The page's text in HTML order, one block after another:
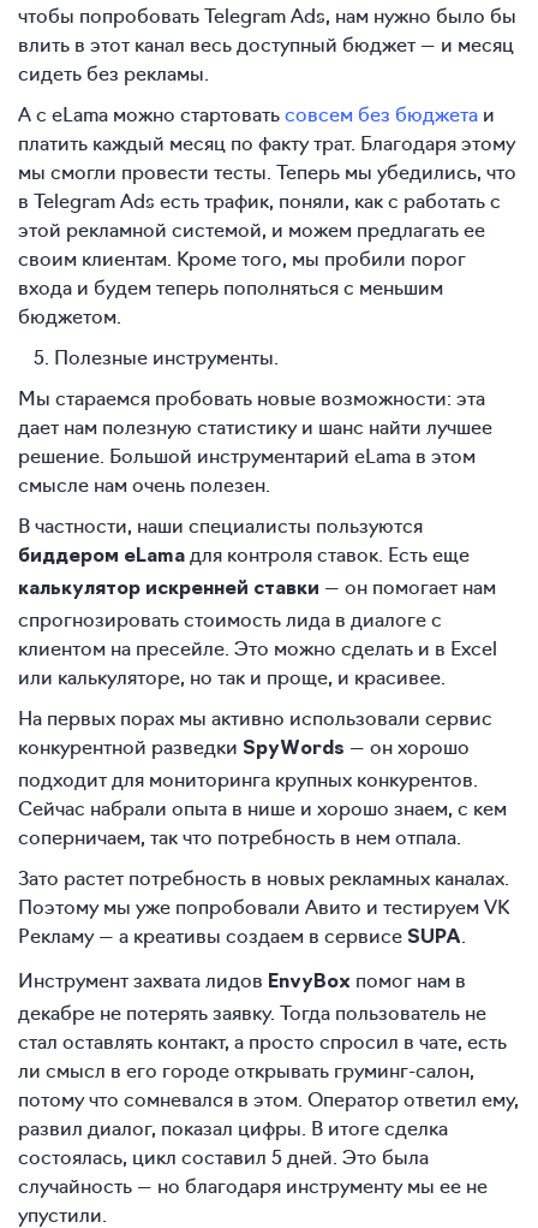
чтобы попробовать Telegram Ads, нам нужно было бы
влить в этот канал весь доступный бюджет — и месяц
сидеть без рекламы.
А с eLama можно стартоватьсовсем без бюджета и
платить каждый месяц по факту трат. Благодаря этому
мы смогли провести тесты. Теперь мы убедились, что
в Telegram Ads есть трафик, поняли, как с работать с
этой рекламной системой, и можем предлагать ее
своим клиентам. Кроме того, мы пробили порог
входа и будем теперь пополняться с меньшим
бюджетом.
Полезные инструменты.
Мы стараемся пробовать новые возможности: эта
дает нам полезную статистику и шанс найти лучшее
решение. Большой инструментарий eLama в этом
смысле нам очень полезен.
В частности, наши специалисты пользуются
биддером eLama для контроля ставок. Есть еще
калькулятор искренней ставки — он помогает нам
спрогнозировать стоимость лида в диалоге с
клиентом на пресейле. Это можно сделать и в Excel
или калькуляторе, но так и проще, и красивее.
На первых порах мы активно использовали сервис
конкурентной разведки SpyWords — он хорошо
подходит для мониторинга крупных конкурентов.
Сейчас набрали опыта в нише и хорошо знаем, с кем
соперничаем, так что потребность в нем отпала.
Зато растет потребность в новых рекламных каналах.
Поэтому мы уже попробовали Авито и тестируем VK
Рекламу — а креативы создаем в сервисе SUPA
Инструмент захвата лидов EnvyBox помог нам в
декабре не потерять заявку. Тогда пользователь не
стал оставлять контакт, а просто спросил в чате, есть
ли смысл в его городе открывать груминг-салон,
потому что сомневался в этом. Оператор ответил ему,
развил диалог, показал цифры. В итоге сделка
состоялась, цикл составил 5 дней. Это была
случайность — но благодаря инструменту мы ее не
упустили.